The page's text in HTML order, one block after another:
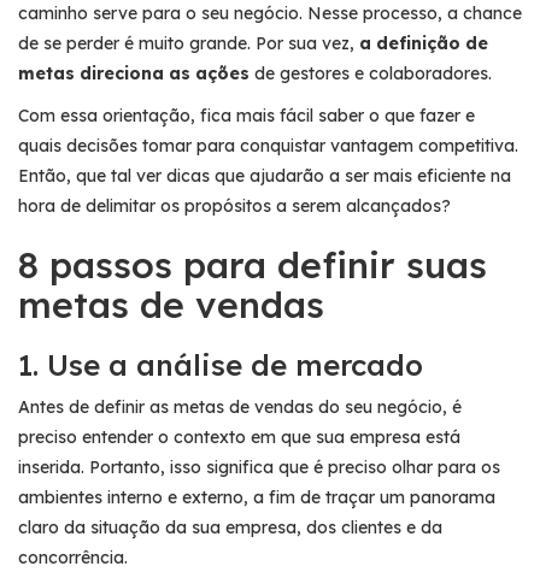
caminho serve para o seu negócio. Nesse processo, a chance
de se perder é muito grande. Por sua vez, a definição de
metas direciona as ações de gestores e colaboradores.
Com essa orientação, fica mais fácil saber o que fazer e
quais decisões tomar para conquistar vantagem competitiva.
Então, que tal ver dicas que ajudarão a ser mais eficiente na
hora de delimitar os propósitos a serem alcançados?
8 passos para definir suas
metas de vendas
1. Use a análise de mercado
Antes de definir as metas de vendas do seu negócio, é
preciso entender o contexto em que sua empresa está
inserida. Portanto, isso significa que é preciso olhar para os
ambientes interno e externo, a fim de traçar um panorama
claro da situação da sua empresa, dos clientes e da
concorrência.